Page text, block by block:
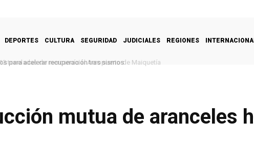
DEPORTES CULTURA SEGURIDAD JUDICIALES REGIONES
para acelerar recuperación tras sismos
mutua de aranceles